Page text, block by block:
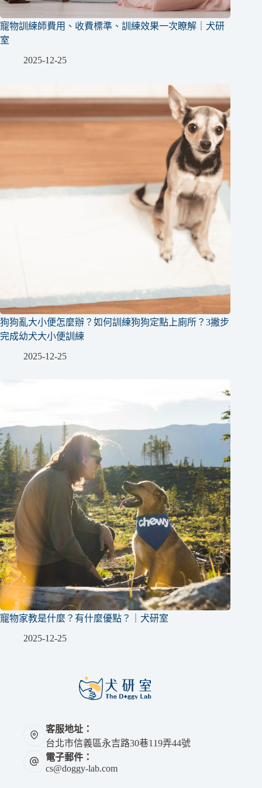
寵物訓練師費用、收費標準、訓練效果一次瞭解｜犬研
室
2025-12-25
狗狗亂大小便怎麼辦？如何訓練狗狗定點上廁所？3撇步
完成幼犬大小便訓練
2025-12-25
寵物家教是什麼？有什麼優點？｜犬研室
2025-12-25
客服地址：
台北市信義區永吉路30巷119弄44號
電子郵件：
cs@doggy-lab.com